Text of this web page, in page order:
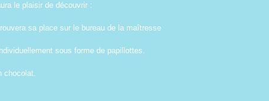
le plaisir de découvrir :
sa place sur le bureau de la maîtresse
sous forme de papillottes.
chocolat.